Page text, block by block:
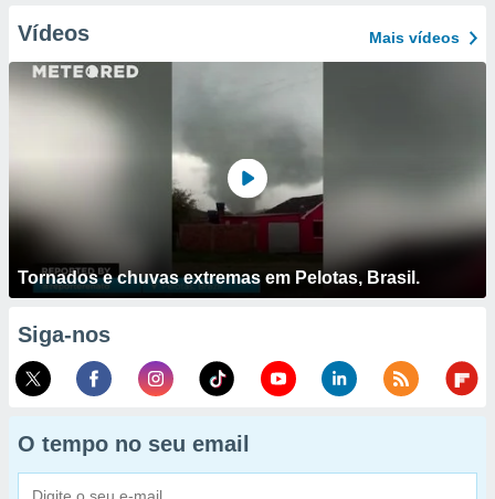
Vídeos Mais vídeos
Tornados e chuvas extremas em Pelotas, Brasil.
Siga-nos
O tempo no seu email